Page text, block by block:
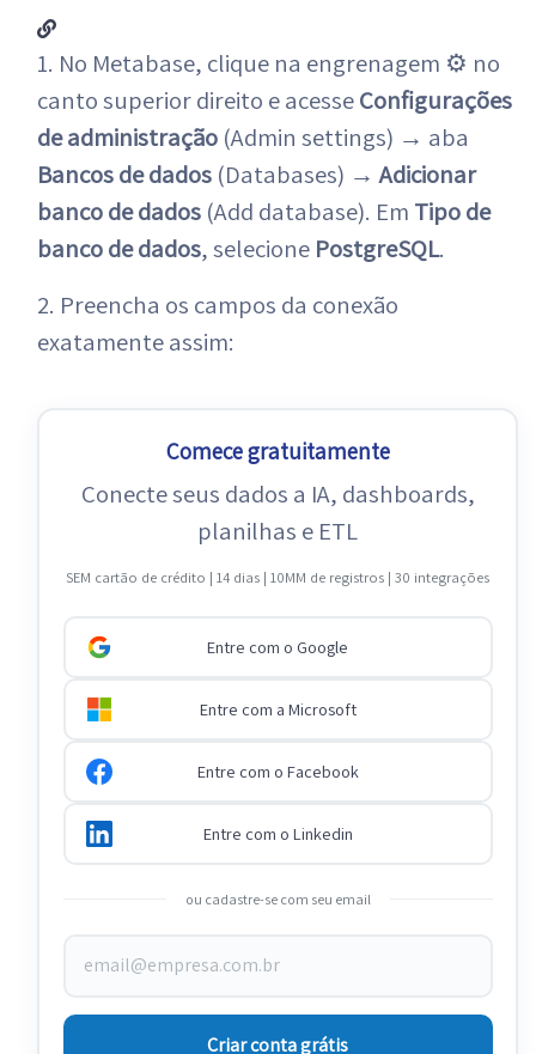
1. No Metabase, clique na engrenagem ⚙ no
canto superior direito e acesseConfigurações
de administração (Admin settings) → aba
Bancos de dados (Databases) →Adicionar
banco de dados (Add database). Em Tipo de
banco de dados, selecione PostgreSQL.
2. Preencha os campos da conexão
exatamente assim:
Comece gratuitamente
Conecte seus dados a IA, dashboards,
planilhas e ETL
SEM cartão de crédito | 14 dias | 10MM de registros | 30 integrações
Entre com o Google
Entre com a Microsoft
Entre com o Facebook
Entre com o Linkedin
ou cadastre-se com seu email
Criar conta grátis